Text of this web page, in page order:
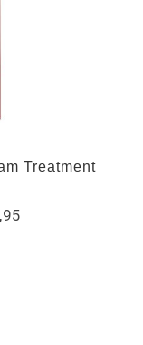
Treatment